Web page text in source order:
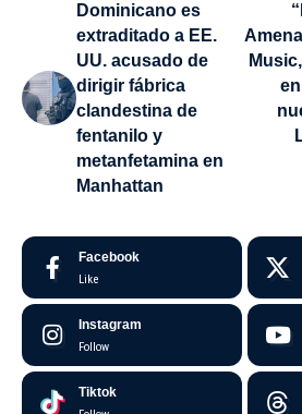
Dominicano es
extraditado a EE.
UU. acusado de
dirigir fábrica
clandestina de
fentanilo y
metanfetamina en
Manhattan
Facebook
Like
Instagram
Follow
Tiktok